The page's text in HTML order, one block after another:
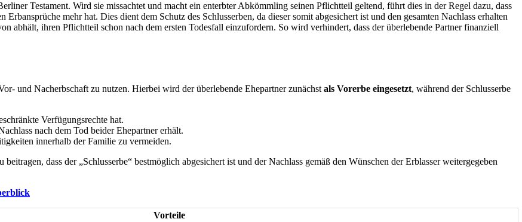
Testament. Wird sie missachtet und macht ein enterbter Abkömmling seinen Pflichtteil geltend, führt dies in der Regel dazu, dass
mehr hat. Dies dient dem Schutz des Schlusserben, da dieser somit abgesichert ist und den gesamten Nachlass erhalten
abhält, ihren Pflichtteil schon nach dem ersten Todesfall einzufordern. So wird verhindert, dass der überlebende Partner finanziell
und Nacherbschaft zu nutzen. Hierbei wird der überlebende Ehepartner zunächst als Vorerbe eingesetzt, während der Schlusserbe
Verfügungsrechte hat.
nach dem Tod beider Ehepartner erhält.
innerhalb der Familie zu vermeiden.
dass der „Schlusserbe“ bestmöglich abgesichert ist und der Nachlass gemäß den Wünschen der Erblasser weitergegeben
Vorteile